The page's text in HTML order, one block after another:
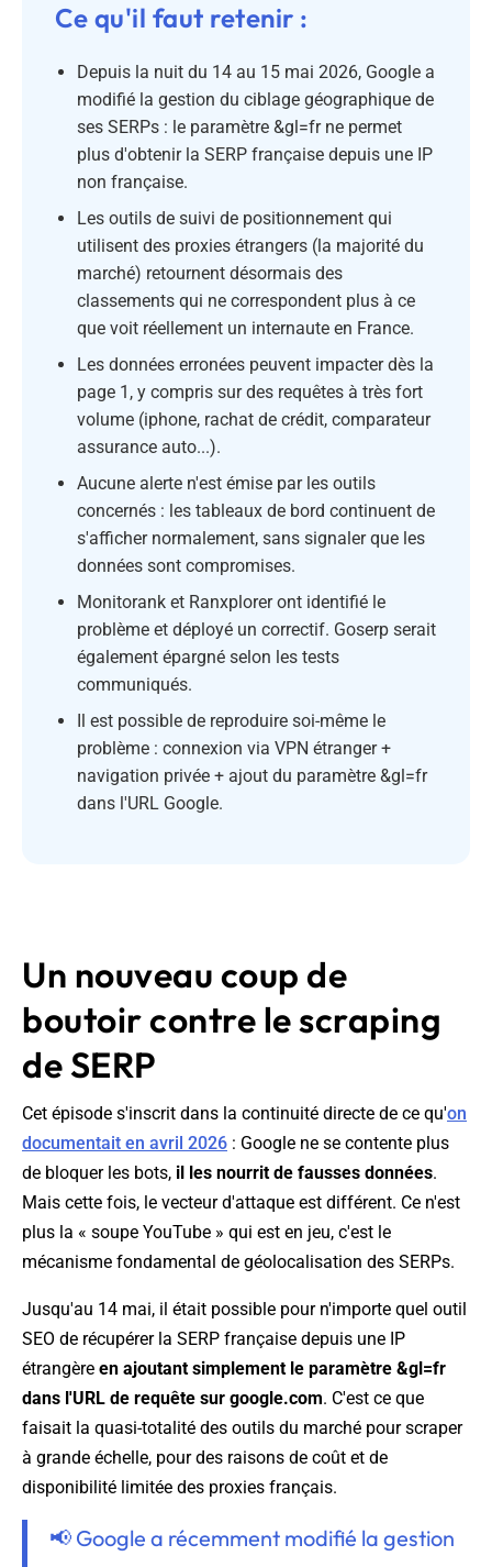
Ce qu'il faut retenir :
Depuis la nuit du 14 au 15 mai 2026, Google a
modifié la gestion du ciblage géographique de
ses SERPs : le paramètre &gl=fr ne permet
plus d'obtenir la SERP française depuis une IP
non française.
Les outils de suivi de positionnement qui
utilisent des proxies étrangers (la majorité du
marché) retournent désormais des
classements qui ne correspondent plus à ce
que voit réellement un internaute en France.
Les données erronées peuvent impacter dès la
page 1, y compris sur des requêtes à très fort
volume (iphone, rachat de crédit, comparateur
assurance auto...).
Aucune alerte n'est émise par les outils
concernés : les tableaux de bord continuent de
s'afficher normalement, sans signaler que les
données sont compromises.
Monitorank et Ranxplorer ont identifié le
problème et déployé un correctif. Goserp serait
également épargné selon les tests
communiqués.
Il est possible de reproduire soi-même le
problème : connexion via VPN étranger +
navigation privée + ajout du paramètre &gl=fr
dans l'URL Google.
Un nouveau coup de
boutoir contre le scraping
de SERP
Cet épisode s'inscrit dans la continuité directe de ce qu'on
documentait en avril 2026 : Google ne se contente plus
de bloquer les bots, il les nourrit de fausses données.
Mais cette fois, le vecteur d'attaque est différent. Ce n'est
plus la « soupe YouTube » qui est en jeu, c'est le
mécanisme fondamental de géolocalisation des SERPs.
Jusqu'au 14 mai, il était possible pour n'importe quel outil
SEO de récupérer la SERP française depuis une IP
étrangère en ajoutant simplement le paramètre &gl=fr
dans l'URL de requête sur google.com. C'est ce que
faisait la quasi-totalité des outils du marché pour scraper
à grande échelle, pour des raisons de coût et de
disponibilité limitée des proxies français.
📢 Google a récemment modifié la gestion